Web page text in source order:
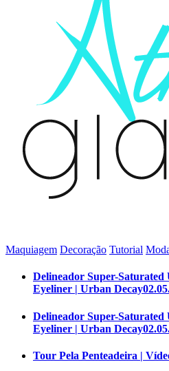
Maquiagem Decoração Tutorial
Delineador Super-
Eyeliner | Urban Decay
Delineador Super-
Eyeliner | Urban Decay
Tour Pela Penteadeira |